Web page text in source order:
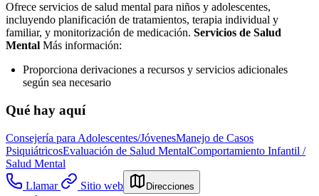
Ofrece servicios de salud mental para niños y adolescentes,
incluyendo planificación de tratamientos, terapia individual y
familiar, y monitorización de medicación. Servicios de Salud
Mental Más información:
Proporciona derivaciones a recursos y servicios adicionales
según sea necesario
Qué hay aquí
Consejería para Adolescentes/JóvenesManejo de Casos
PsiquiátricosEvaluación de Salud MentalComportamiento Infantil /
Salud Mental
Llamar
Sitio web Direcciones